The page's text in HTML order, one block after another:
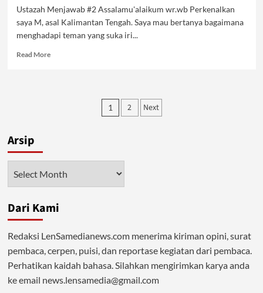
Ustazah Menjawab #2 Assalamu'alaikum wr.wb Perkenalkan
saya M, asal Kalimantan Tengah. Saya mau bertanya bagaimana
menghadapi teman yang suka iri...
Read MoreRead
Posts
1 2 Next
Arsip
Dari Kami
Redaksi LenSamedianews.com menerima kiriman opini, surat
pembaca, cerpen, puisi, dan reportase kegiatan dari pembaca.
Perhatikan kaidah bahasa. Silahkan mengirimkan karya anda
ke email news.lensamedia@gmail.com